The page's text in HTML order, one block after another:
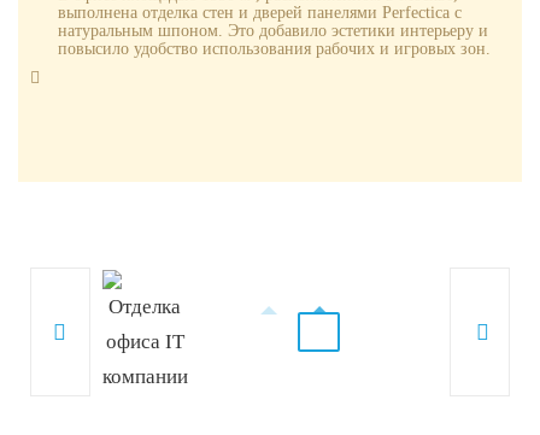
выполнена отделка стен и дверей панелями Perfectica с
натуральным шпоном. Это добавило эстетики интерьеру и
повысило удобство использования рабочих и игровых зон.